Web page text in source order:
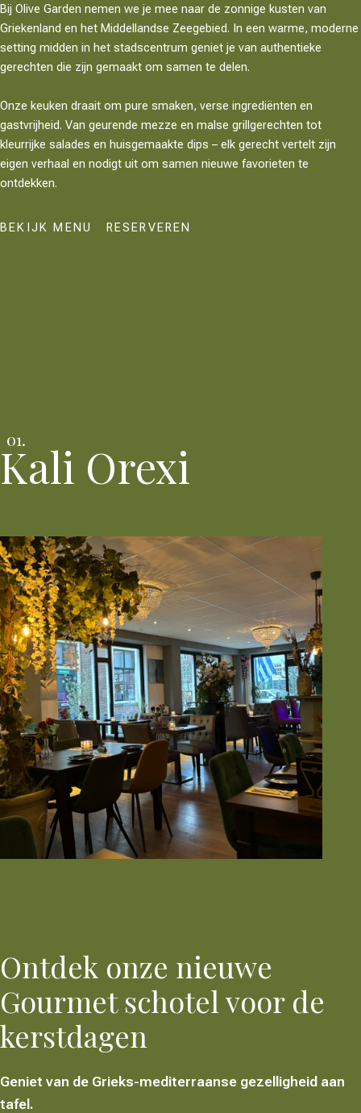
Bij Olive Garden nemen we je mee naar de zonnige kusten van
Griekenland en het Middellandse Zeegebied. In een warme, moderne
setting midden in het stadscentrum geniet je van authentieke
gerechten die zijn gemaakt om samen te delen.
Onze keuken draait om pure smaken, verse ingrediënten en
gastvrijheid. Van geurende mezze en malse grillgerechten tot
kleurrijke salades en huisgemaakte dips – elk gerecht vertelt zijn
eigen verhaal en nodigt uit om samen nieuwe favorieten te
ontdekken.
BEKIJK MENU RESERVEREN
Kali Orexi
Ontdek onze nieuwe
Gourmet schotel voor de
kerstdagen
Geniet van de Grieks-mediterraanse gezelligheid aan
tafel.